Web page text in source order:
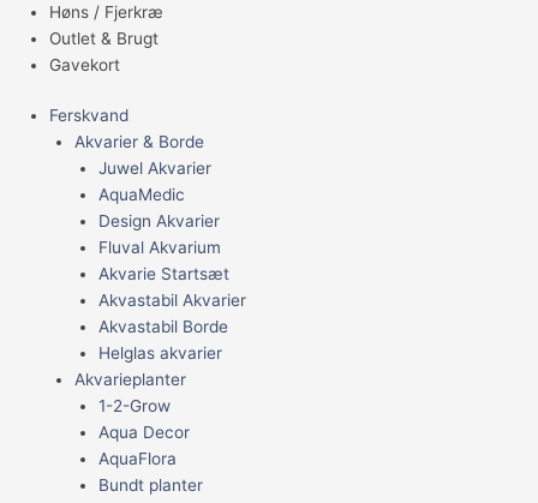
Høns / Fjerkræ
Outlet & Brugt
Gavekort
Ferskvand
Akvarier & Borde
Juwel Akvarier
AquaMedic
Design Akvarier
Fluval Akvarium
Akvarie Startsæt
Akvastabil Akvarier
Akvastabil Borde
Helglas akvarier
Akvarieplanter
1-2-Grow
Aqua Decor
AquaFlora
Bundt planter